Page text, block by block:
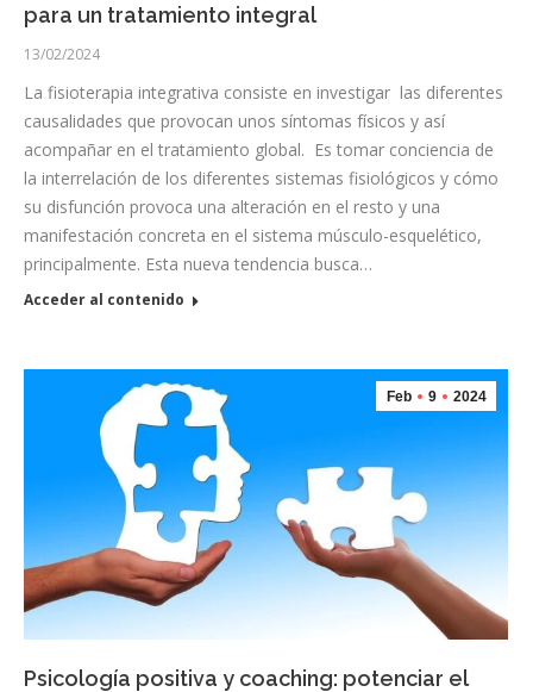
para un tratamiento integral
13/02/2024
La fisioterapia integrativa consiste en investigar las diferentes
causalidades que provocan unos síntomas físicos y así
acompañar en el tratamiento global. Es tomar conciencia de
la interrelación de los diferentes sistemas fisiológicos y cómo
su disfunción provoca una alteración en el resto y una
manifestación concreta en el sistema músculo-esquelético,
principalmente. Esta nueva tendencia busca…
Acceder al contenido
Feb 9 2024
Psicología positiva y coaching: potenciar el